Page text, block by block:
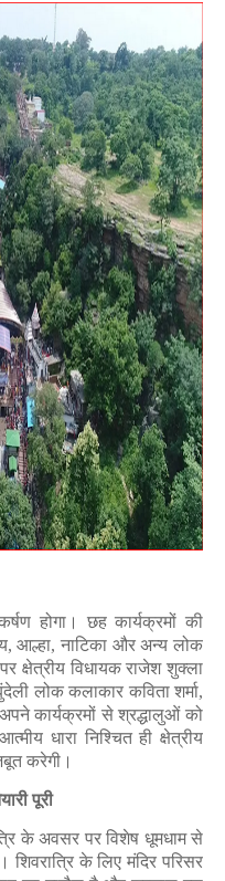
होगा। छह कार्यक्रमों की
आल्हा, नाटिका और अन्य लोक
क्षेत्रीय विधायक राजेश शुक्ला
लोक कलाकार कविता शर्मा,
कार्यक्रमों से श्रद्धालुओं को
धारा निश्चित ही क्षेत्रीय
करेगी।
पूरी
के अवसर पर विशेष धूमधाम से
शिवरात्रि के लिए मंदिर परिसर